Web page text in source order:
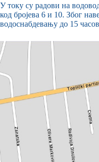
У току су радови на
код бројева 6 и 10. Због
водоснабдевању до 15